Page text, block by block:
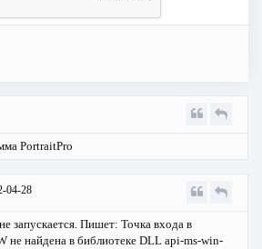
PortraitPro
04-28
запускается. Пишет: Точка входа в
не найдена в библиотеке DLL api-ms-win-